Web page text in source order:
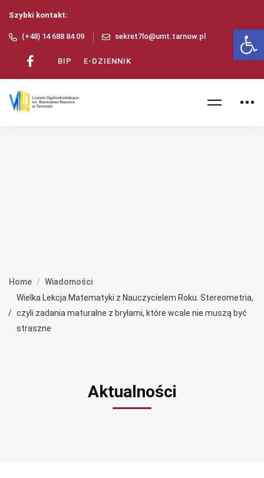
Szybki kontakt:
(+48) 14 688 84 09 sekret7lo@umt.tarnow.pl
BIP E-DZIENNIK
Home
Wiadomości
Wielka Lekcja Matematyki z Nauczycielem Roku. Stereometria,
czyli zadania maturalne z bryłami, które wcale nie muszą być
straszne
Aktualności